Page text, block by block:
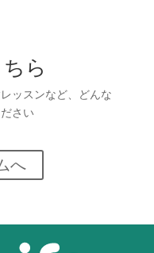
ら
ッスンなど、どんな
さい
へ